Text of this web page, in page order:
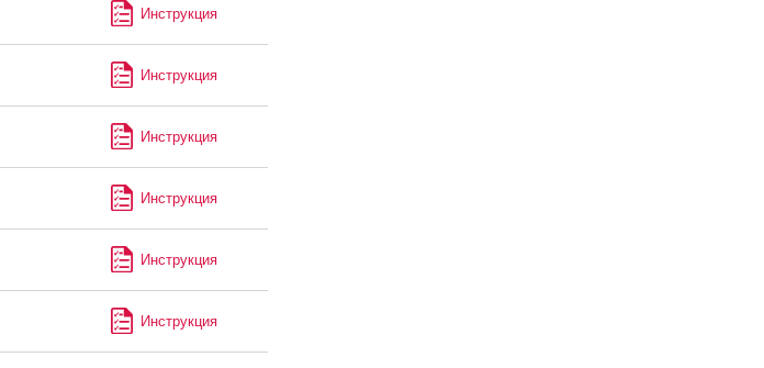
Инструкция
Инструкция
Инструкция
Инструкция
Инструкция
Инструкция